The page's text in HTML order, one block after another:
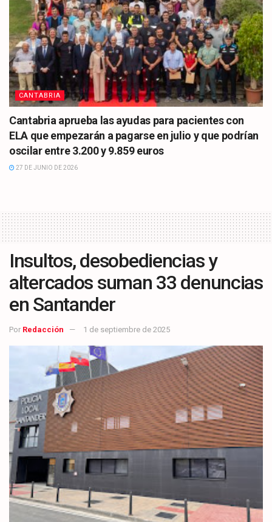
CANTABRIA
Cantabria aprueba las ayudas para pacientes con
ELA que empezarán a pagarse en julio y que podrían
oscilar entre 3.200 y 9.859 euros
27 DE JUNIO DE 2026
Insultos, desobediencias y
altercados suman 33 denuncias
en Santander
Por Redacción 1 de septiembre de 2025